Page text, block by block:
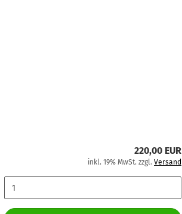
220,00 EUR
inkl. 19% MwSt. zzgl. Versand